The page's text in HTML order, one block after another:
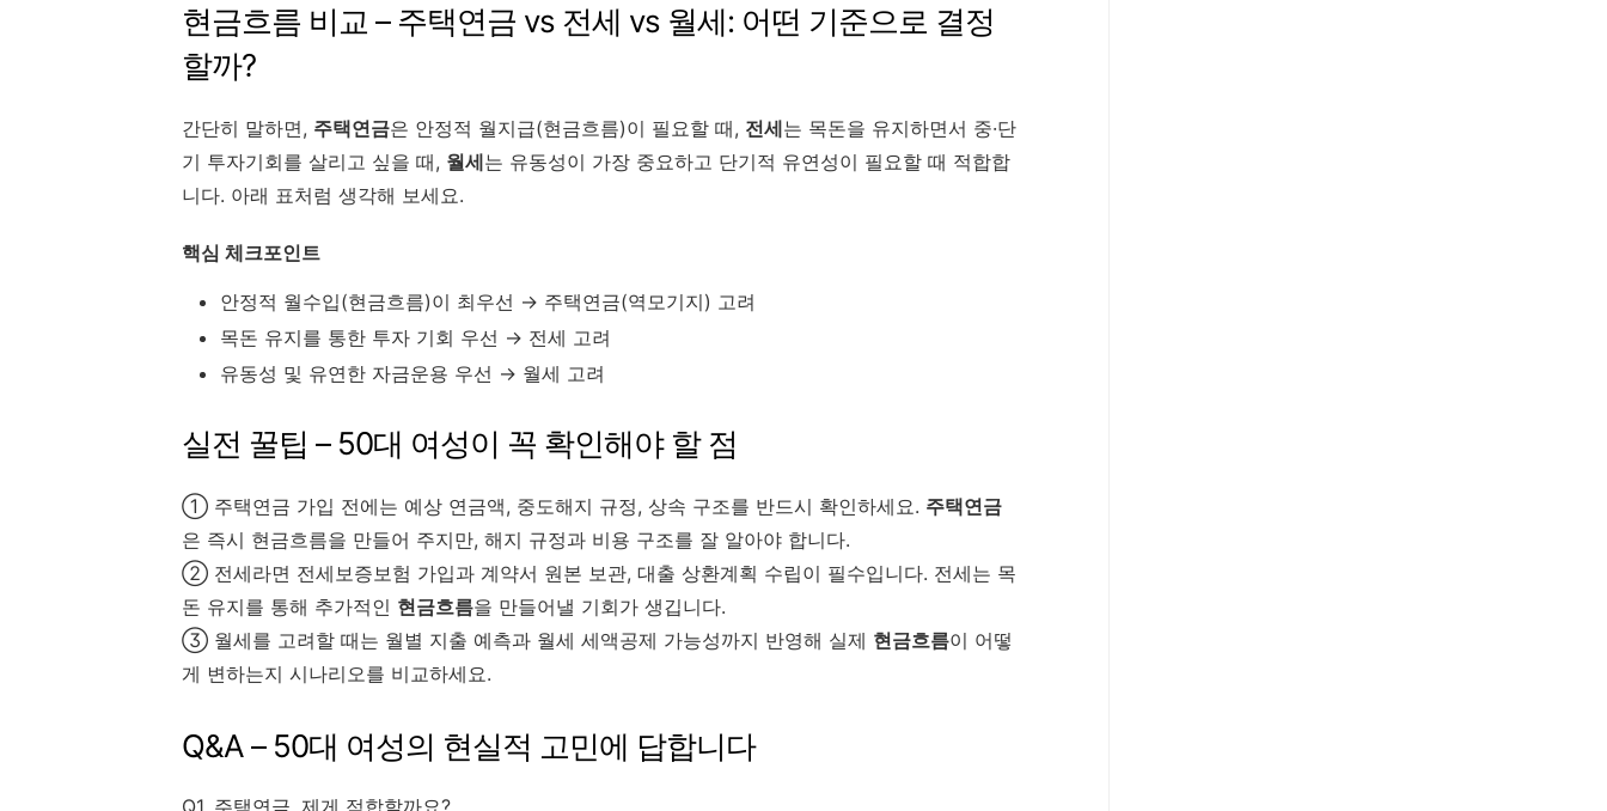
현금흐름 비교 – 주택연금 vs 전세 vs 월세: 어떤 기준으로 결정
할까?
간단히 말하면, 주택연금은 안정적 월지급(현금흐름)이 필요할 때, 전세는 목돈을 유지하면서 중·단
기 투자기회를 살리고 싶을 때, 월세는 유동성이 가장 중요하고 단기적 유연성이 필요할 때 적합합
니다. 아래 표처럼 생각해 보세요.
핵심 체크포인트
안정적 월수입(현금흐름)이 최우선 → 주택연금(역모기지) 고려
목돈 유지를 통한 투자 기회 우선 → 전세 고려
유동성 및 유연한 자금운용 우선 → 월세 고려
실전 꿀팁 – 50대 여성이 꼭 확인해야 할 점
① 주택연금 가입 전에는 예상 연금액, 중도해지 규정, 상속 구조를 반드시 확인하세요. 주택연금
은 즉시 현금흐름을 만들어 주지만, 해지 규정과 비용 구조를 잘 알아야 합니다.
② 전세라면 전세보증보험 가입과 계약서 원본 보관, 대출 상환계획 수립이 필수입니다. 전세는 목
돈 유지를 통해 추가적인 현금흐름을 만들어낼 기회가 생깁니다.
③ 월세를 고려할 때는 월별 지출 예측과 월세 세액공제 가능성까지 반영해 실제 현금흐름이 어떻
게 변하는지 시나리오를 비교하세요.
Q&A – 50대 여성의 현실적 고민에 답합니다
Q1. 주택연금, 제게 적합할까요?